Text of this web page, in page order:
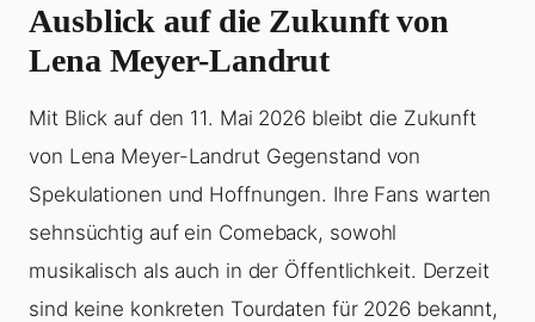
Ausblick auf die Zukunft von
Lena Meyer-Landrut
Mit Blick auf den 11. Mai 2026 bleibt die Zukunft
von Lena Meyer-Landrut Gegenstand von
Spekulationen und Hoffnungen. Ihre Fans warten
sehnsüchtig auf ein Comeback, sowohl
musikalisch als auch in der Öffentlichkeit. Derzeit
sind keine konkreten Tourdaten für 2026 bekannt,